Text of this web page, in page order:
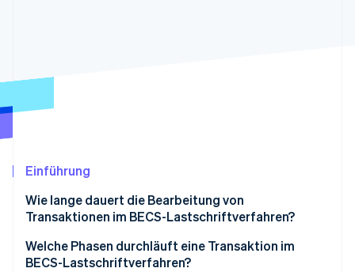
CO₂-Entnahme
Identity
Stripe-Sessions 2026
Jetzt ansehen
Einführung
Wie lange dauert die Bearbeitung von
Transaktionen im BECS-Lastschriftverfahren?
Welche Phasen durchläuft eine Transaktion im
BECS-Lastschriftverfahren?